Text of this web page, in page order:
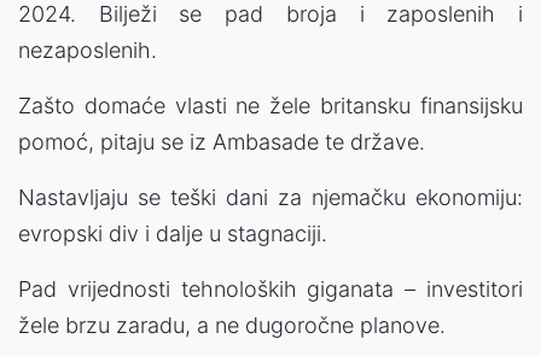
2024. Bilježi se pad broja i zaposlenih i
nezaposlenih.
Zašto domaće vlasti ne žele britansku finansijsku
pomoć, pitaju se iz Ambasade te države.
Nastavljaju se teški dani za njemačku ekonomiju:
evropski div i dalje u stagnaciji.
Pad vrijednosti tehnoloških giganata – investitori
žele brzu zaradu, a ne dugoročne planove.